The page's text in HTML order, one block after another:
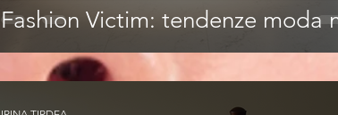
Fashion Victim: tendenze moda